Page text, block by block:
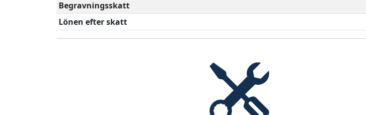
Begravningsskatt
Lönen efter skatt